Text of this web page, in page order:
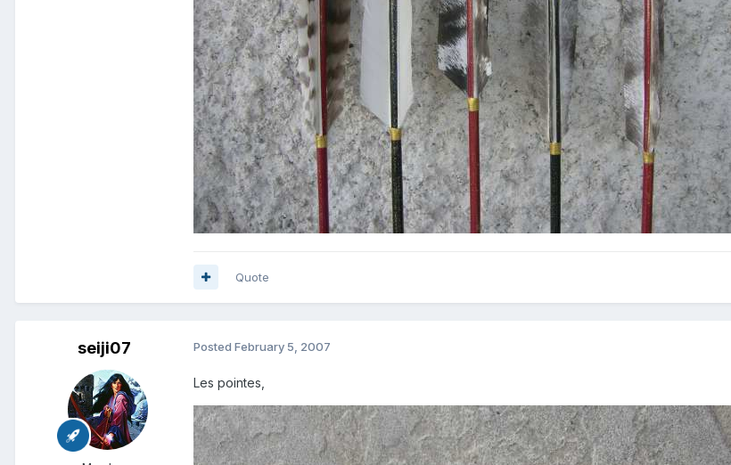
Quote
seiji07 Posted February 5, 2007
Les pointes,